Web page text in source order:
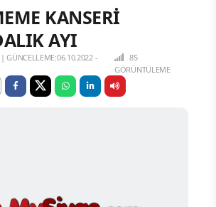
KANSERİ
AYI
|GÜNCELLEME:06.10.2022 -
85
GÖRÜNTÜLEME